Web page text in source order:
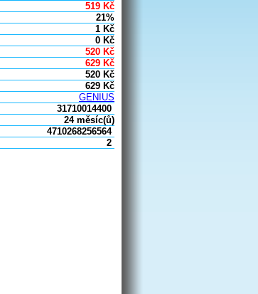
519 Kč
21%
1 Kč
0 Kč
520 Kč
629 Kč
520 Kč
629 Kč
GENIUS
31710014400
24 měsíc(ů)
4710268256564
2